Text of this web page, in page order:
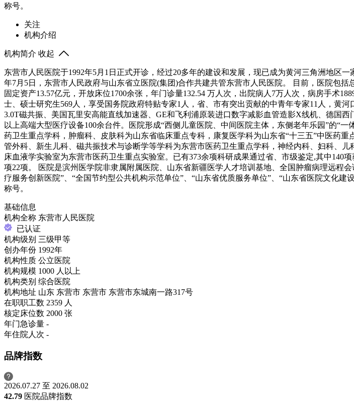
称号。
关注
机构介绍
机构简介 收起
东营市人民医院于1992年5月1日正式开诊，经过20多年的建设和发展，现已成为黄河三角洲地区
年7月5日，东营市人民政府与山东省立医院(集团)合作共建共管东营市人民医院。 目前，医院包
固定资产13.57亿元，开放床位1700余张，年门诊量132.54 万人次，出院病人7万人次，病房手术
士、硕士研究生569人，享受国务院政府特贴专家1人，省、市有突出贡献的中青年专家11人，黄
3.0T磁共振、美国瓦里安高能直线加速器、GE和飞利浦原装进口数字减影血管造影X线机、德国
以上高端大型医疗设备100余台件。医院形成“西侧儿童医院、中间医院主体，东侧老年乐园”的“
药卫生重点学科，肿瘤科、皮肤科为山东省临床重点专科，康复医学科为山东省“十三五”中医药
管外科、新生儿科、磁共振技术与诊断学等学科为东营市医药卫生重点学科，神经内科、妇科、
床血液学实验室为东营市医药卫生重点实验室。已有373余项科研成果通过省、市级鉴定,其中
项22项。 医院是滨州医学院非隶属附属医院、山东省新疆医学人才培训基地、全国肿瘤病理远程
疗服务创新医院”、“全国节约型公共机构示范单位”、“山东省优质服务单位”、“山东省医院文化
称号。
基础信息
机构全称 东营市人民医院
已认证
机构级别 三级甲等
创办年份 1992年
机构性质 公立医院
机构规模 1000 人以上
机构类别 综合医院
机构地址 山东 东营市 东营市 东营市东城南一路317号
在职职工数 2359 人
核定床位数 2000 张
年门急诊量 -
年住院人次 -
品牌指数
2026.07.27 至 2026.08.02
42.79 医院品牌指数